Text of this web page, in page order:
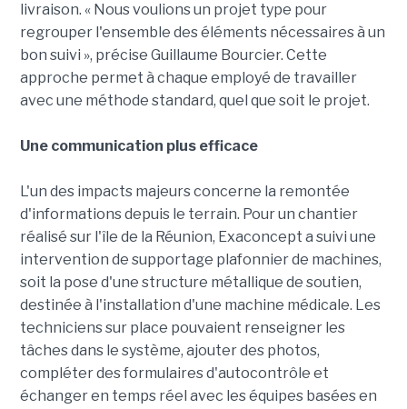
livraison. « Nous voulions un projet type pour
regrouper l'ensemble des éléments nécessaires à un
bon suivi », précise Guillaume Bourcier. Cette
approche permet à chaque employé de travailler
avec une méthode standard, quel que soit le projet.
Une communication plus efficace
L'un des impacts majeurs concerne la remontée
d'informations depuis le terrain. Pour un chantier
réalisé sur l'île de la Réunion, Exaconcept a suivi une
intervention de supportage plafonnier de machines,
soit la pose d'une structure métallique de soutien,
destinée à l'installation d'une machine médicale. Les
techniciens sur place pouvaient renseigner les
tâches dans le système, ajouter des photos,
compléter des formulaires d'autocontrôle et
échanger en temps réel avec les équipes basées en